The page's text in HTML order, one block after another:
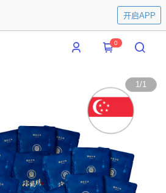
开启APP
0
1/1